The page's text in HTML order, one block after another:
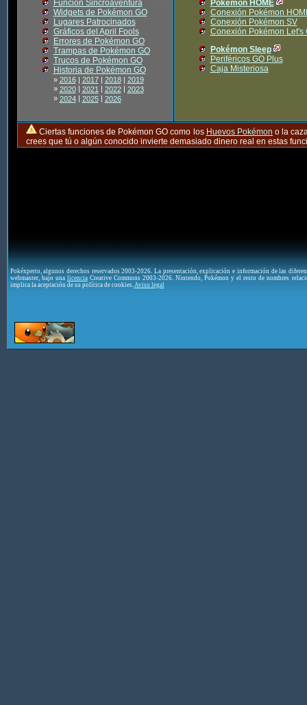
Función Sincroaventura
Widgets de Pokémon GO
Lugares Patrocinados
Gráficos del April Fools
Errores de Pokémon GO
Trampas de Pokémon GO
Trucos de Pokémon GO
Historia de Pokémon GO
» 2016| 2017| 2018| 2019
» 2020| 2021| 2022| 2023
» 2024| 2025| 2026
Pokémon HOME
Conexión Pokémon
Conexión Pokémon SV
Conexión Pokémon Let's
Pokémon Sleep
Periféricos GO Plus
Caja Misteriosa
Ciertas funciones de Pokémon GO como los Huevos Pokémon o la
crees que tú o algún conocido invierte demasiado dinero real en estas
Pokéxperto, algunos derechos reservados 2003-2026. La presentación, explicación e información de las
webmaster, bajo una licenciaCreative Commons 2003-2026. Nintendo, Pokémon y el resto de nombres
implica la aceptación de su política de cookies. Aviso legal